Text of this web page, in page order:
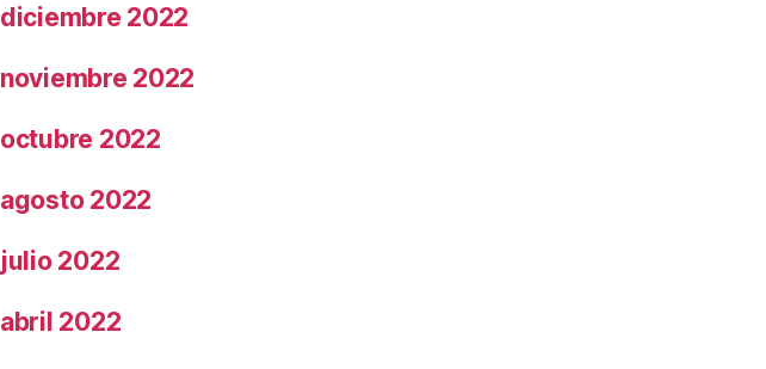
diciembre 2022
noviembre 2022
octubre 2022
agosto 2022
julio 2022
abril 2022